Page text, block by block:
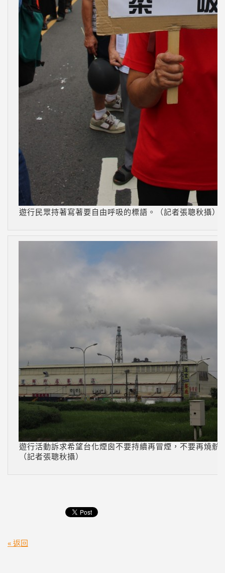
遊行民眾持著寫著要自由呼吸的標語。（記者張聰秋攝）
遊行活動訴求希望台化煙囪不要持續再冒煙，不要再燒骯
（記者張聰秋攝）
« 返回